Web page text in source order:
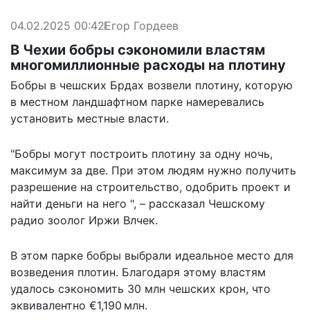
04.02.2025 00:42Егор Гордеев
В Чехии бобры сэкономили властям
многомиллионные расходы на плотину
Бобры в чешских Брдах возвели плотину, которую
в местном ландшафтном парке намеревались
установить местные власти.
"Бобры могут построить плотину за одну ночь,
максимум за две. При этом людям нужно получить
разрешение на строительство, одобрить проект и
найти деньги на него ", – рассказал Чешскому
радио зоолог Иржи Влчек.
В этом парке бобры выбрали идеальное место для
возведения плотин. Благодаря этому властям
удалось сэкономить 30 млн чешских крон, что
эквивалентно €1,190 млн.